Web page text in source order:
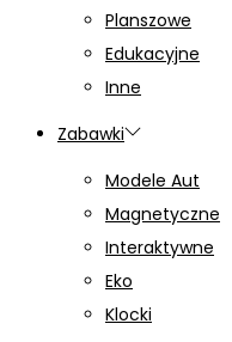
Planszowe
Edukacyjne
Inne
Zabawki
Modele Aut
Magnetyczne
Interaktywne
Eko
Klocki